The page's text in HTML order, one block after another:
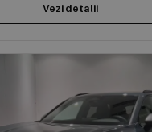
Vezi detalii